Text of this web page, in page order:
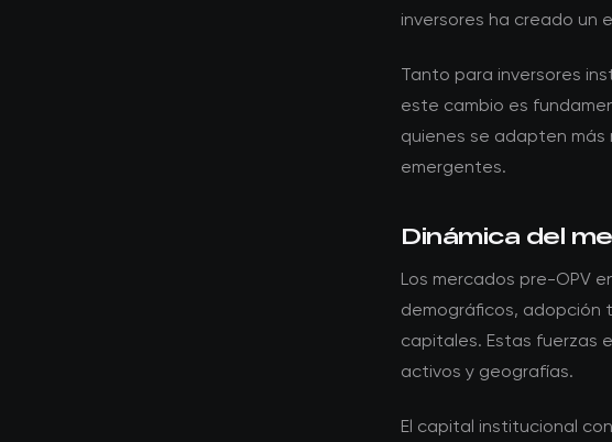
inversores ha creado un
Tanto para inversores
este cambio es
quienes se adapten
emergentes.
Dinámica del
Los mercados pre-OPV
demográficos, adopción
capitales. Estas fuerzas
activos y geografías.
El capital institucional